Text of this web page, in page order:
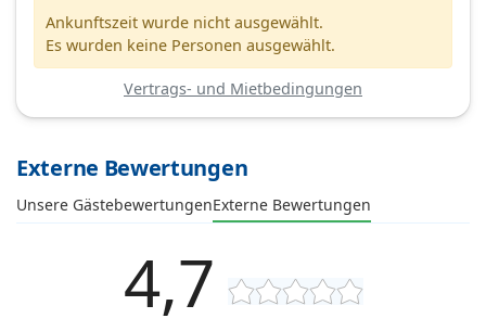
Ankunftszeit wurde nicht ausgewählt.
Es wurden keine Personen ausgewählt.
Vertrags- und Mietbedingungen
Externe Bewertungen
Unsere GästebewertungenExterne Bewertungen
4,7